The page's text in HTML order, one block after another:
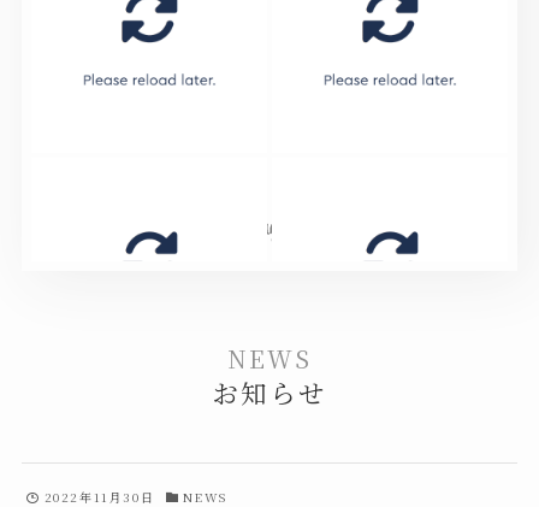
NEWS
お知らせ
2022年11月30日 NEWS